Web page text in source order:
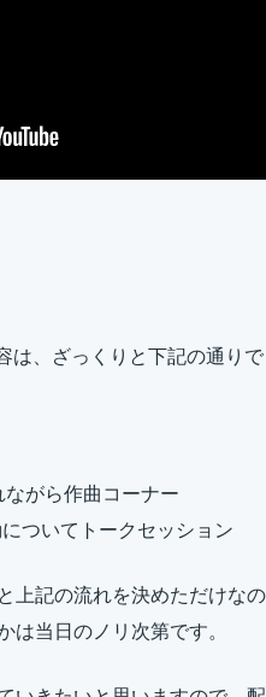
は、ざっくりと下記の通りで
がら作曲コーナー
ついてトークセッション
上記の流れを決めただけなの
は当日のノリ次第です。